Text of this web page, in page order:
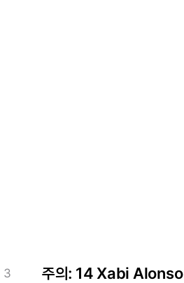
3 주의: 14 Xabi